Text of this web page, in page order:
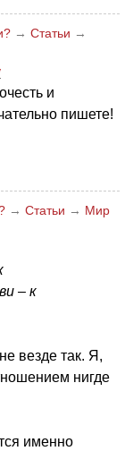
→ Статьи →
и
пишете!
→ Статьи → Мир
– к
везде так. Я,
нигде
именно